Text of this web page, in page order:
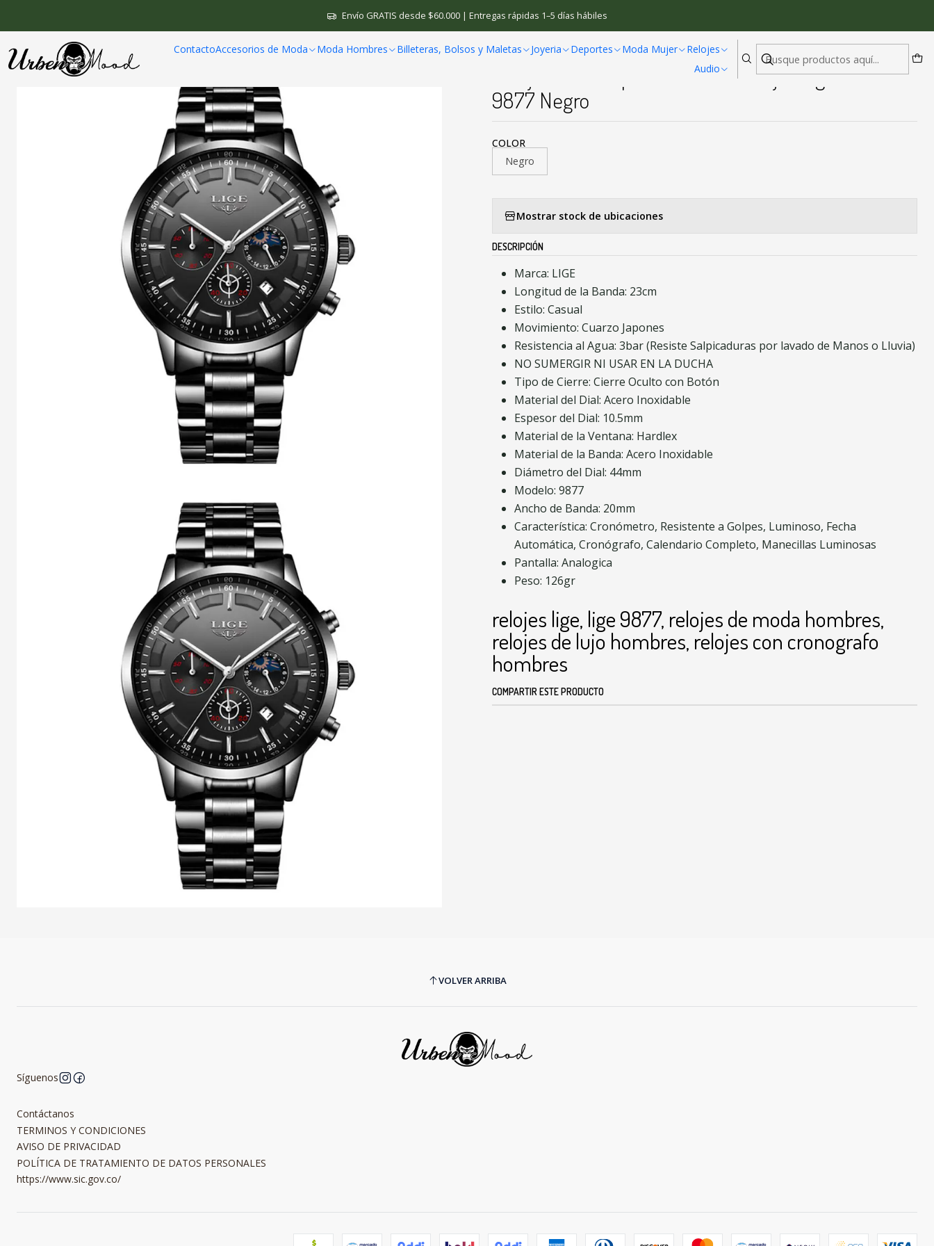
ContactoAccesorios de Moda Moda Hombres Billeteras, Bolsos y Maletas Joyeria Deportes Moda Mujer
Relojes
Audio
Envío GRATIS desde $60.000 | Entregas rápidas 1–5 días hábiles
Relojes Hombre Relojes Cuarzo Reloj Cuarzo Deportivo Hombre Lujo Negocios LIGE 9877 Negro
Reloj Cuarzo Deportivo Hombre Lujo Negocios LIGE
9877 Negro
COLOR
Negro
Mostrar stock de ubicaciones
DESCRIPCIÓN
Marca: LIGE
Longitud de la Banda: 23cm
Estilo: Casual
Movimiento: Cuarzo Japones
Resistencia al Agua: 3bar (Resiste Salpicaduras por lavado de Manos o Lluvia)
NO SUMERGIR NI USAR EN LA DUCHA
Tipo de Cierre: Cierre Oculto con Botón
Material del Dial: Acero Inoxidable
Espesor del Dial: 10.5mm
Material de la Ventana: Hardlex
Material de la Banda: Acero Inoxidable
Diámetro del Dial: 44mm
Modelo: 9877
Ancho de Banda: 20mm
Característica: Cronómetro, Resistente a Golpes, Luminoso, Fecha
Automática, Cronógrafo, Calendario Completo, Manecillas Luminosas
Pantalla: Analogica
Peso: 126gr
relojes lige, lige 9877, relojes de moda hombres,
relojes de lujo hombres, relojes con cronografo
hombres
COMPARTIR ESTE PRODUCTO
VOLVER ARRIBA
Síguenos
Contáctanos
TERMINOS Y CONDICIONES
AVISO DE PRIVACIDAD
POLÍTICA DE TRATAMIENTO DE DATOS PERSONALES
https://www.sic.gov.co/